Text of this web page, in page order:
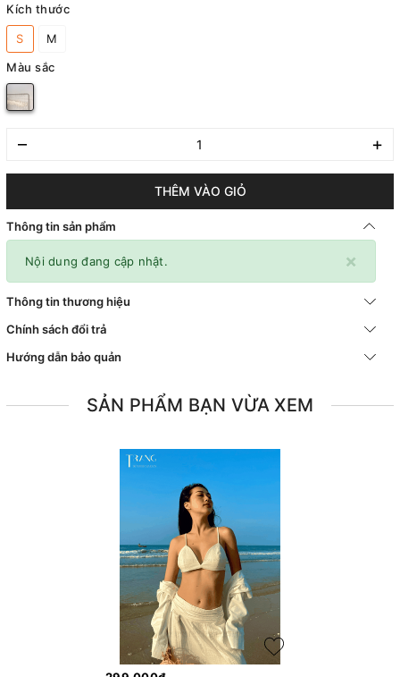
Kích thước
S
M
Màu sắc
– +
THÊM VÀO GIỎ
Thông tin sản phẩm
×
Nội dung đang cập nhật.
Thông tin thương hiệu
Chính sách đổi trả
Hướng dẫn bảo quản
SẢN PHẨM BẠN VỪA XEM